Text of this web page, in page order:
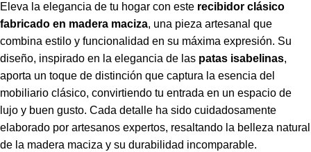
Eleva la elegancia de tu hogar con este recibidor clásico
fabricado en madera maciza, una pieza artesanal que
combina estilo y funcionalidad en su máxima expresión. Su
diseño, inspirado en la elegancia de las patas isabelinas,
aporta un toque de distinción que captura la esencia del
mobiliario clásico, convirtiendo tu entrada en un espacio de
lujo y buen gusto. Cada detalle ha sido cuidadosamente
elaborado por artesanos expertos, resaltando la belleza natural
de la madera maciza y su durabilidad incomparable.